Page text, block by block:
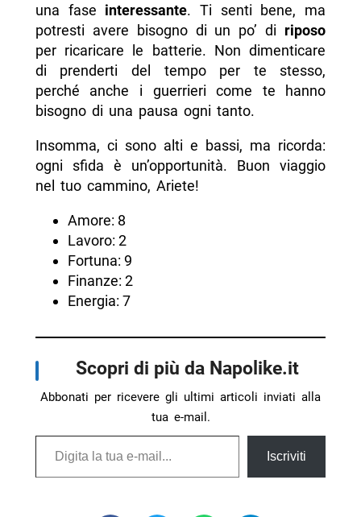
una fase interessante. Ti senti bene, ma
potresti avere bisogno di un po’ di riposo
per ricaricare le batterie. Non dimenticare
di prenderti del tempo per te stesso,
perché anche i guerrieri come te hanno
bisogno di una pausa ogni tanto.
Insomma, ci sono alti e bassi, ma ricorda:
ogni sfida è un’opportunità. Buon viaggio
nel tuo cammino, Ariete!
Amore: 8
Lavoro: 2
Fortuna: 9
Finanze: 2
Energia: 7
Scopri di più da Napolike.it
Abbonati per ricevere gli ultimi articoli inviati alla
tua e-mail.
Digita la tua e-mail...
Iscriviti